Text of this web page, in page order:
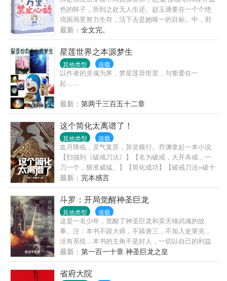
色的眸子，所到之处无人生还。赵玉瑭要在一个个绝
境困局里努力生存，活下去是她唯一的目标。中，邪
神降临，伸手将她拉入深井。“我允许你做我的侍者，
你将永远追随我，依赖我，接受我的庇佑。...
最新： 全文完。
星莲世界之本源梦生
其他类型 连载
以作者的灵魂为界，梦星莲异世里，与挚爱在一
起……
最新： 第两千三百五十二章
这个简化太离谱了！
其他类型 连载
血月降临，灵气复苏，异灵横行。乔渊拿起一本小说
【扫描到《破戒刀法》】【名为破戒，大开杀戒，一
刀一个，狠准威猛。】【简化成功】【破戒刀法=破十
戒（佛门）】何为十戒？不杀生，不偷盗，不淫.邪，
不妄语，不饮酒，不涂饰香油，不听视歌舞，不坐高
广大床，不食非时食，不蓄金银财宝。破十戒……
嗯……违背这些戒律？……乔渊买了几根花炮，点燃
后对准了蚂蚁窝。嘭～一道道爆炸声传来。【破戒刀
法熟练度+1】【破戒刀法熟练度+1】【破戒刀法熟练
度+1】“……”“原来，这就是破戒刀法的修炼方式！”“我
想我会了！”
最新： 完本感言
斗罗：开局觉醒神圣巨龙
其他类型 连载
这是一名少年，觉醒了神圣巨龙和昊天锤武魂的故
事。注：本书不跟大师，不舔唐三，不加入史莱克，
没有系统，本书的主角不是好人，一切以自己的利益
为主，为此会不择手段，不喜勿喷，实在不喜欢，请
出门左转。
最新： 第一百一十章 神圣巨龙之皇
省府大院